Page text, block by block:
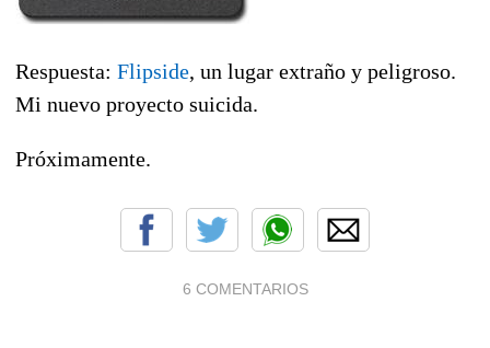
Respuesta: Flipside, un lugar extraño y peligroso.
Mi nuevo proyecto suicida.
Próximamente.
6 COMENTARIOS